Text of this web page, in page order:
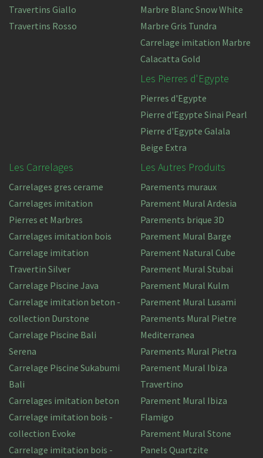
Travertins Giallo
Travertins Rosso
Marbre Blanc Snow White
Marbre Gris Tundra
Carrelage imitation Marbre
Calacatta Gold
Les Pierres d'Egypte
Pierres d'Egypte
Pierre d'Egypte Sinai Pearl
Pierre d'Egypte Galala
Beige Extra
Les Carrelages
Carrelages gres cerame
Carrelages imitation
Pierres et Marbres
Carrelages imitation bois
Carrelage imitation
Travertin Silver
Carrelage Piscine Java
Carrelage imitation beton -
collection Durstone
Carrelage Piscine Bali
Serena
Carrelage Piscine Sukabumi
Bali
Carrelages imitation beton
Carrelage imitation bois -
collection Evoke
Carrelage imitation bois -
Les Autres Produits
Parements muraux
Parement Mural Ardesia
Parements brique 3D
Parement Mural Barge
Parement Natural Cube
Parement Mural Stubai
Parement Mural Kulm
Parement Mural Lusami
Parements Mural Pietre
Mediterranea
Parements Mural Pietra
Parement Mural Ibiza
Travertino
Parement Mural Ibiza
Flamigo
Parement Mural Stone
Panels Quartzite